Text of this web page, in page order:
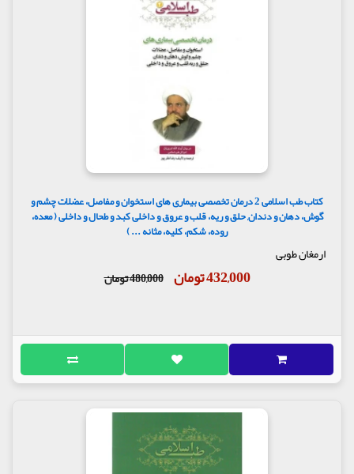
کتاب طب اسلامی 2 درمان تخصصی بیماری های استخوان و مفاصل، عضلات چشم و
گوش، دهان و دندان, حلق و ریه، قلب و عروق و داخلی کبد و طحال و داخلی ( معده،
روده، شکم، کلیه، مثانه ... )
ارمغان طوبی
432,000 تومان 480,000 تومان